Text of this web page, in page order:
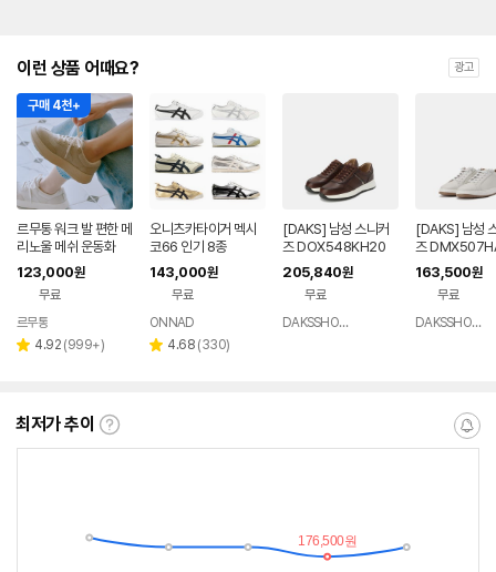
이런 상품 어때요? 광고
구매 4천+
르무통 워크 발 편한 메
리노울 메쉬 운동화
123,000원
무료
페이
르무통
별 4.92 리
(999+)
오니츠카타이거 멕시
코66 인기 8종
143,000원
무료
페이
ONNAD
별 4.68 리
(330)
[DAKS] 남성 스니커
즈 DOX548KH20
205,840원
무료
DAKSSHOESMALL
[DAKS] 남성
즈
163,500원
무료
DAKSSHOESMALL
최저가 추이
최
알